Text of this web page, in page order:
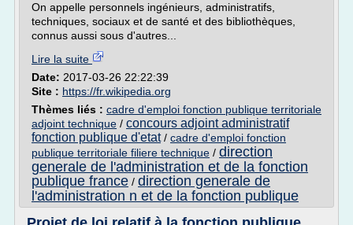
On appelle personnels ingénieurs, administratifs,
techniques, sociaux et de santé et des bibliothèques,
connus aussi sous d'autres...
Lire la suite
Date: 2017-03-26 22:22:39
Site : https://fr.wikipedia.org
Thèmes liés : cadre d'emploi fonction publique territoriale
adjoint technique / concours adjoint administratif
fonction publique d'etat/ cadre d'emploi fonction
publique territoriale filiere technique / direction
generale de l'administration et de la fonction
publique france / direction generale de
l'administration n et de la fonction publique